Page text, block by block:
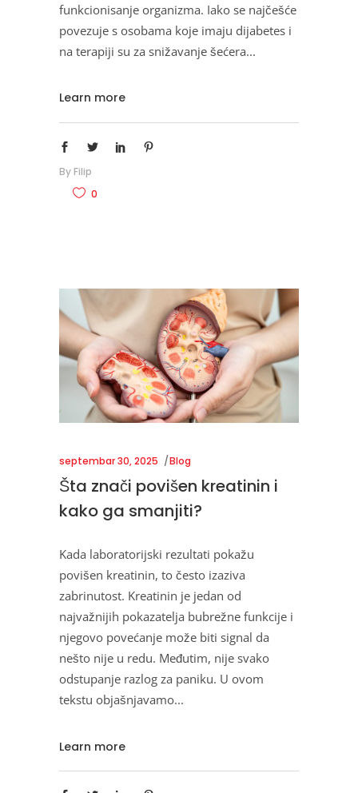
funkcionisanje organizma. Iako se najčešće
povezuje s osobama koje imaju dijabetes i
na terapiji su za snižavanje šećera
Learn more
By Filip
0
septembar 30, 2025 Blog
Šta znači povišen kreatinin i
kako ga smanjiti?
Kada laboratorijski rezultati pokažu
povišen kreatinin, to često izaziva
zabrinutost. Kreatinin je jedan od
najvažnijih pokazatelja bubrežne funkcije i
njegovo povećanje može biti signal da
nešto nije u redu. Međutim, nije svako
odstupanje razlog za paniku. U ovom
tekstu objašnjavamo
Learn more